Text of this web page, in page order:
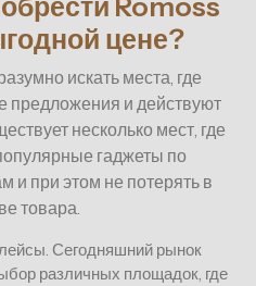
цене?
искать места, где
предложения и действуют
несколько мест, где
гаджеты по
и при этом не потерять в
товара.
Сегодняшний рынок
различных площадок, где